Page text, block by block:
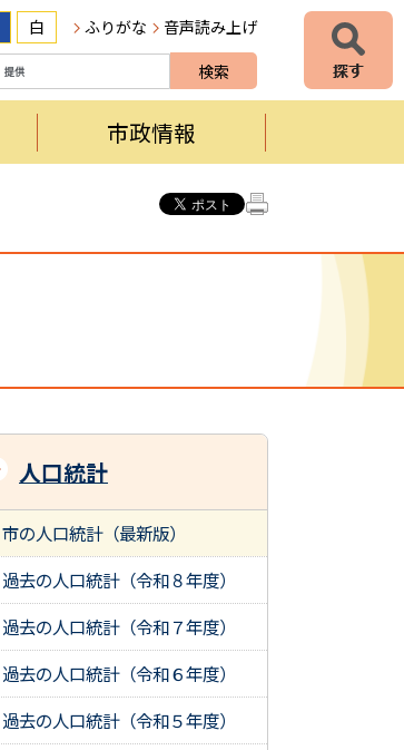
白 ふりがな 音声読み上げ
市政情報
人口統計
市の人口統計（最新版）
過去の人口統計（令和８年度）
過去の人口統計（令和７年度）
過去の人口統計（令和６年度）
過去の人口統計（令和５年度）